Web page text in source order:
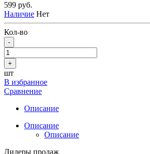
599 руб.
Наличие Нет
Кол-во
-
+
шт
В избранное
Сравнение
Описание
Описание
Описание
Лидеры продаж